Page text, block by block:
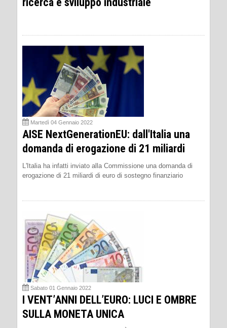
Martedì 04 Gennaio 2022
AISE NextGenerationEU: dall'Italia una
domanda di erogazione di 21 miliardi
L'Italia ha infatti inviato alla Commissione una domanda di
erogazione di 21 miliardi di euro di sostegno finanziario
Sabato 01 Gennaio 2022
I VENT’ANNI DELL’EURO: LUCI E OMBRE
SULLA MONETA UNICA